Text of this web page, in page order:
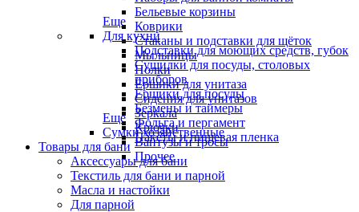
Бельевые корзины
Коврики
Стаканы и подставки для щёток
Мыльницы
Полки
Ёршики для унитаза
Сидения для унитазов
Зеркала
Крючки
Вантузы и тросы
Прочее
Еще
Для кухни
Подставки для моющих средств, губок
Сушилки для посуды, столовых
приборов
Ёршики для посуды
Безмены и таймеры
Фольга и пергамент
Пакеты и пищевая пленка
Еще
Сумки хозяйственные
Товары для бани
Аксессуары для бани
Текстиль для бани и парной
Масла и настойки
Для парной